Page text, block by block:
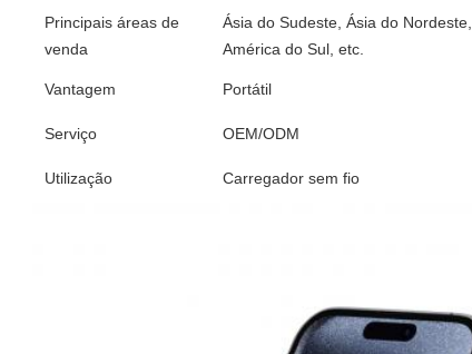
Principais áreas de
venda
Ásia do Sudeste, Ásia do
América do Sul, etc.
Vantagem Portátil
Serviço OEM/ODM
Utilização Carregador sem fio